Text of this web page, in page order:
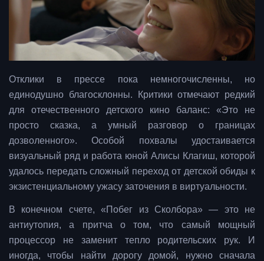
Отклики в прессе пока немногочисленны, но
единодушно благосклонны. Критики отмечают редкий
для отечественного детского кино баланс: «Это не
просто сказка, а умный разговор о границах
дозволенного». Особой похвалы удостаивается
визуальный ряд и работа юной Алисы Клагиш, которой
удалось передать сложный переход от детской обиды к
экзистенциальному ужасу заточения в виртуальности.
В конечном счете, «Побег из Сколбора» — это не
антиутопия, а притча о том, что самый мощный
процессор не заменит тепло родительских рук. И
иногда, чтобы найти дорогу домой, нужно сначала